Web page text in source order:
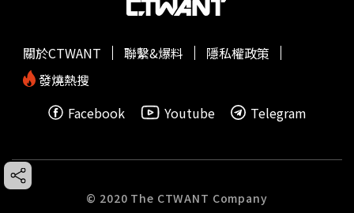
關於CTWANT 聯繫&爆料
隱私權政策
發燒熱搜
Facebook
Youtube Telegram
© 2020 The CTWANT Company